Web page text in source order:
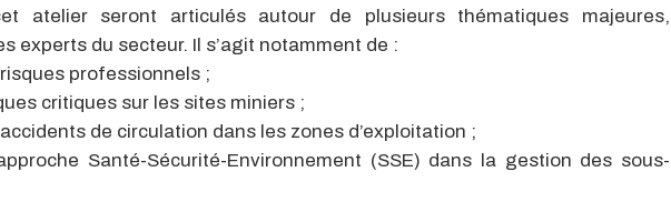
atelier seront articulés autour de plusieurs thématiques majeures,
experts du secteur. Il s’agit notamment de :
professionnels ;
critiques sur les sites miniers ;
de circulation dans les zones d’exploitation ;
Santé-Sécurité-Environnement (SSE) dans la gestion des sous-